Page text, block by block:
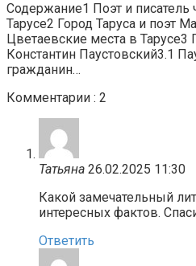
Содержание1 Поэт и писатель
Тарусе2 Город Таруса и поэт
Цветаевские места в Тарусе3
Константин Паустовский3.1
гражданин…
Комментарии : 2
Татьяна 26.02.2025 11:30
Какой замечательный
интересных фактов.
Ответить